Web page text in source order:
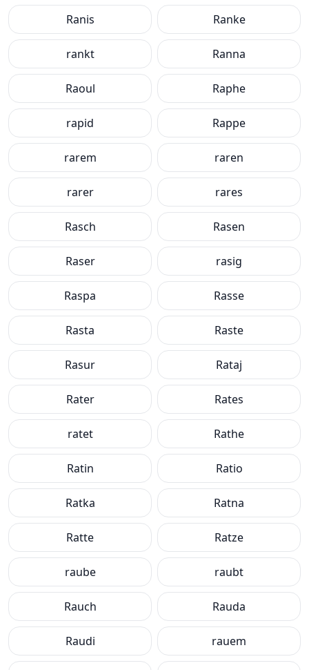
Ranis Ranke
rankt Ranna
Raoul Raphe
rapid Rappe
rarem raren
rarer rares
Rasch Rasen
Raser rasig
Raspa Rasse
Rasta Raste
Rasur Rataj
Rater Rates
ratet Rathe
Ratin Ratio
Ratka Ratna
Ratte Ratze
raube raubt
Rauch Rauda
Raudi rauem